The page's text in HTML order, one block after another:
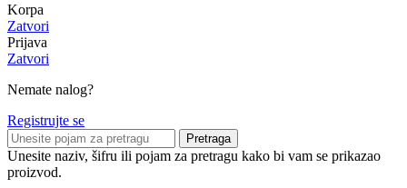
Korpa
Zatvori
Prijava
Zatvori
Nemate nalog?
Registrujte se
Pretraga
Unesite naziv, šifru ili pojam za pretragu kako bi vam se prikazao
proizvod.